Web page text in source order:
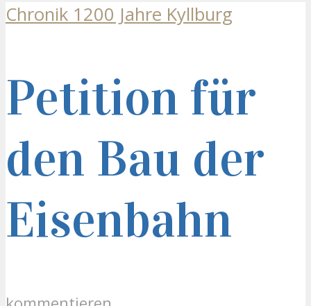
Chronik 1200 Jahre Kyllburg
Petition für
den Bau der
Eisenbahn